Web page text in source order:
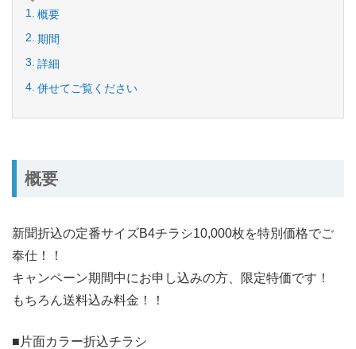
概要
期間
詳細
併せてご覧ください
概要
新聞折込の定番サイズB4チラシ10,000枚を特別価格でご
奉仕！！
キャンペーン期間中にお申し込みの方、限定特価です！
もちろん送料込み料金！！
■片面カラー折込チラシ